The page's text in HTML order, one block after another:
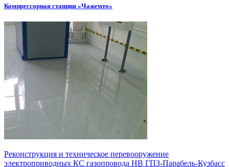
Компрессорная станция «Чажемто»
Реконструкция и техническое перевооружение
электроприводных КС газопровода НВ ГПЗ-Парабель-Кузбасс